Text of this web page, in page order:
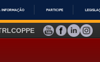
INFORMAÇÃO PARTICIPE
YOUTUBE
FACEBOOK
LINKEDIN